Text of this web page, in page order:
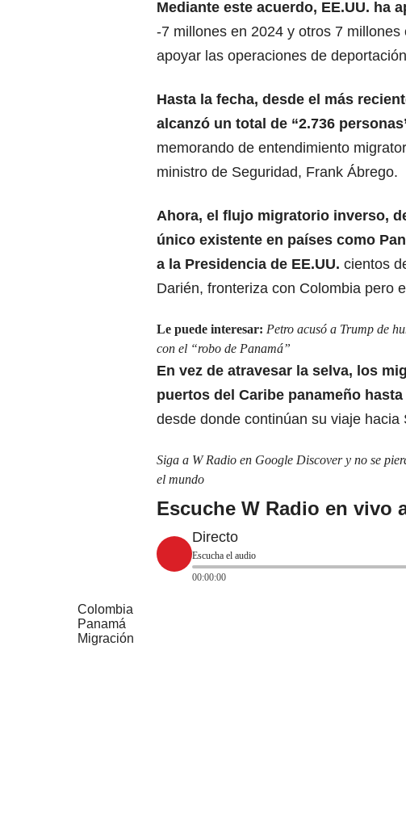
Mediante este acuerdo, EE.UU. ha
-7 millones en 2024 y otros 7
apoyar las operaciones de
Hasta la fecha, desde el más
alcanzó un total de “2.736
memorando de entendimiento
ministro de Seguridad, Frank Ábrego.
Ahora, el flujo migratorio inverso,
único existente en países como
a la Presidencia de EE.UU. cientos
Darién, fronteriza con Colombia pero
Le puede interesar: Petro acusó a Trump de
con el “robo de Panamá”
En vez de atravesar la selva, los
puertos del Caribe panameño
desde donde continúan su viaje hacia
Siga a W Radio en Google Discover y no se
el mundo
Escuche W Radio en vivo
Directo
Escucha el audio
00:00:00
Colombia
Panamá
Migración